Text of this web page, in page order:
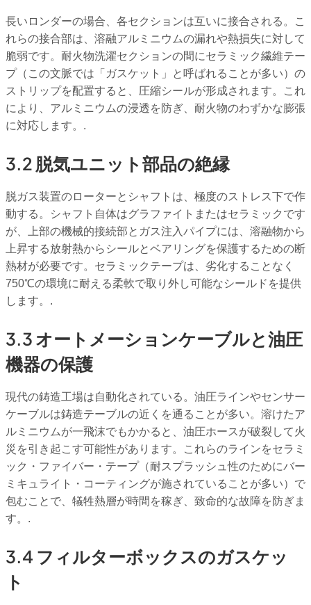
長いロンダーの場合、各セクションは互いに接合される。こ
れらの接合部は、溶融アルミニウムの漏れや熱損失に対して
脆弱です。耐火物洗濯セクションの間にセラミック繊維テー
プ（この文脈では「ガスケット」と呼ばれることが多い）の
ストリップを配置すると、圧縮シールが形成されます。これ
により、アルミニウムの浸透を防ぎ、耐火物のわずかな膨張
に対応します。.
3.2 脱気ユニット部品の絶縁
脱ガス装置のローターとシャフトは、極度のストレス下で作
動する。シャフト自体はグラファイトまたはセラミックです
が、上部の機械的接続部とガス注入パイプには、溶融物から
上昇する放射熱からシールとベアリングを保護するための断
熱材が必要です。セラミックテープは、劣化することなく
750℃の環境に耐える柔軟で取り外し可能なシールドを提供
します。.
3.3 オートメーションケーブルと油圧
機器の保護
現代の鋳造工場は自動化されている。油圧ラインやセンサー
ケーブルは鋳造テーブルの近くを通ることが多い。溶けたア
ルミニウムが一飛沫でもかかると、油圧ホースが破裂して火
災を引き起こす可能性があります。これらのラインをセラミ
ック・ファイバー・テープ（耐スプラッシュ性のためにバー
ミキュライト・コーティングが施されていることが多い）で
包むことで、犠牲熱層が時間を稼ぎ、致命的な故障を防ぎま
す。.
3.4 フィルターボックスのガスケッ
ト